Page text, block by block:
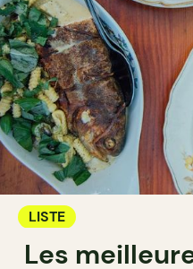
LISTE
Les